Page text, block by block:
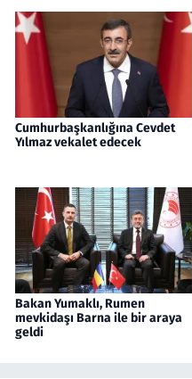
Cumhurbaşkanlığına Cevdet
Yılmaz vekalet edecek
Bakan Yumaklı, Rumen
mevkidaşı Barna ile bir araya
geldi